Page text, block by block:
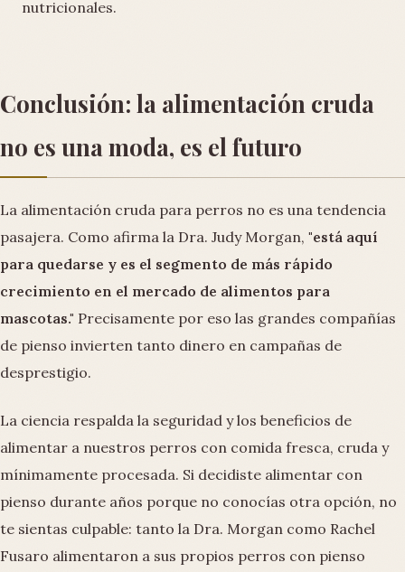
nutricionales.
Conclusión: la alimentación cruda
no es una moda, es el futuro
La alimentación cruda para perros no es una tendencia
pasajera. Como afirma la Dra. Judy Morgan, "está aquí
para quedarse y es el segmento de más rápido
crecimiento en el mercado de alimentos para
mascotas." Precisamente por eso las grandes compañías
de pienso invierten tanto dinero en campañas de
desprestigio.
La ciencia respalda la seguridad y los beneficios de
alimentar a nuestros perros con comida fresca, cruda y
mínimamente procesada. Si decidiste alimentar con
pienso durante años porque no conocías otra opción, no
te sientas culpable: tanto la Dra. Morgan como Rachel
Fusaro alimentaron a sus propios perros con pienso